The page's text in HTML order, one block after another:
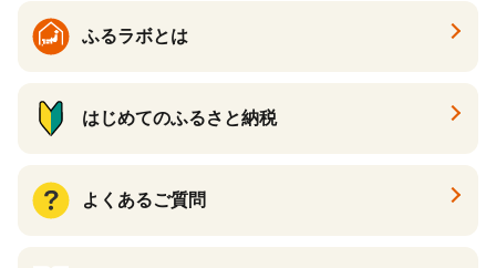
ふるラボとは
はじめてのふるさと納税
よくあるご質問